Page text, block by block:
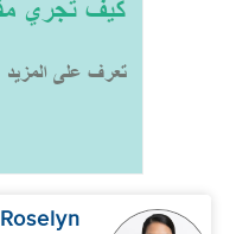
Roselyn